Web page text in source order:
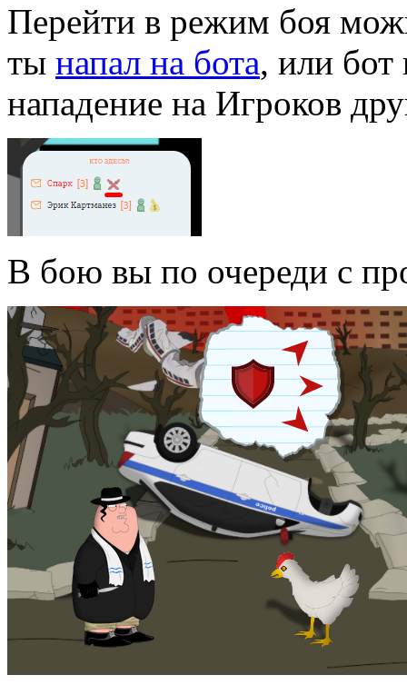
Перейти в режим боя
ты напал на бота, или бот
нападение на Игроков
В бою вы по очереди с